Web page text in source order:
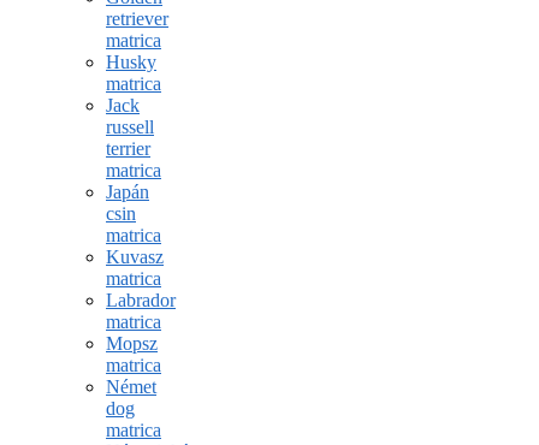
retriever
matrica
Husky
matrica
Jack
russell
terrier
matrica
Japán
csin
matrica
Kuvasz
matrica
Labrador
matrica
Mopsz
matrica
Német
dog
matrica